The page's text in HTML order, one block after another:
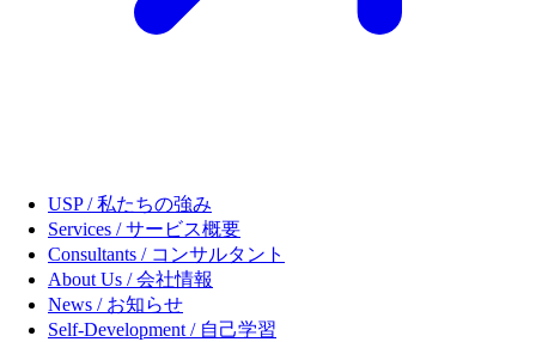
USP / 私たちの強み
Services / サービス概要
Consultants / コンサルタント
About Us / 会社情報
News / お知らせ
Self-Development / 自己学習